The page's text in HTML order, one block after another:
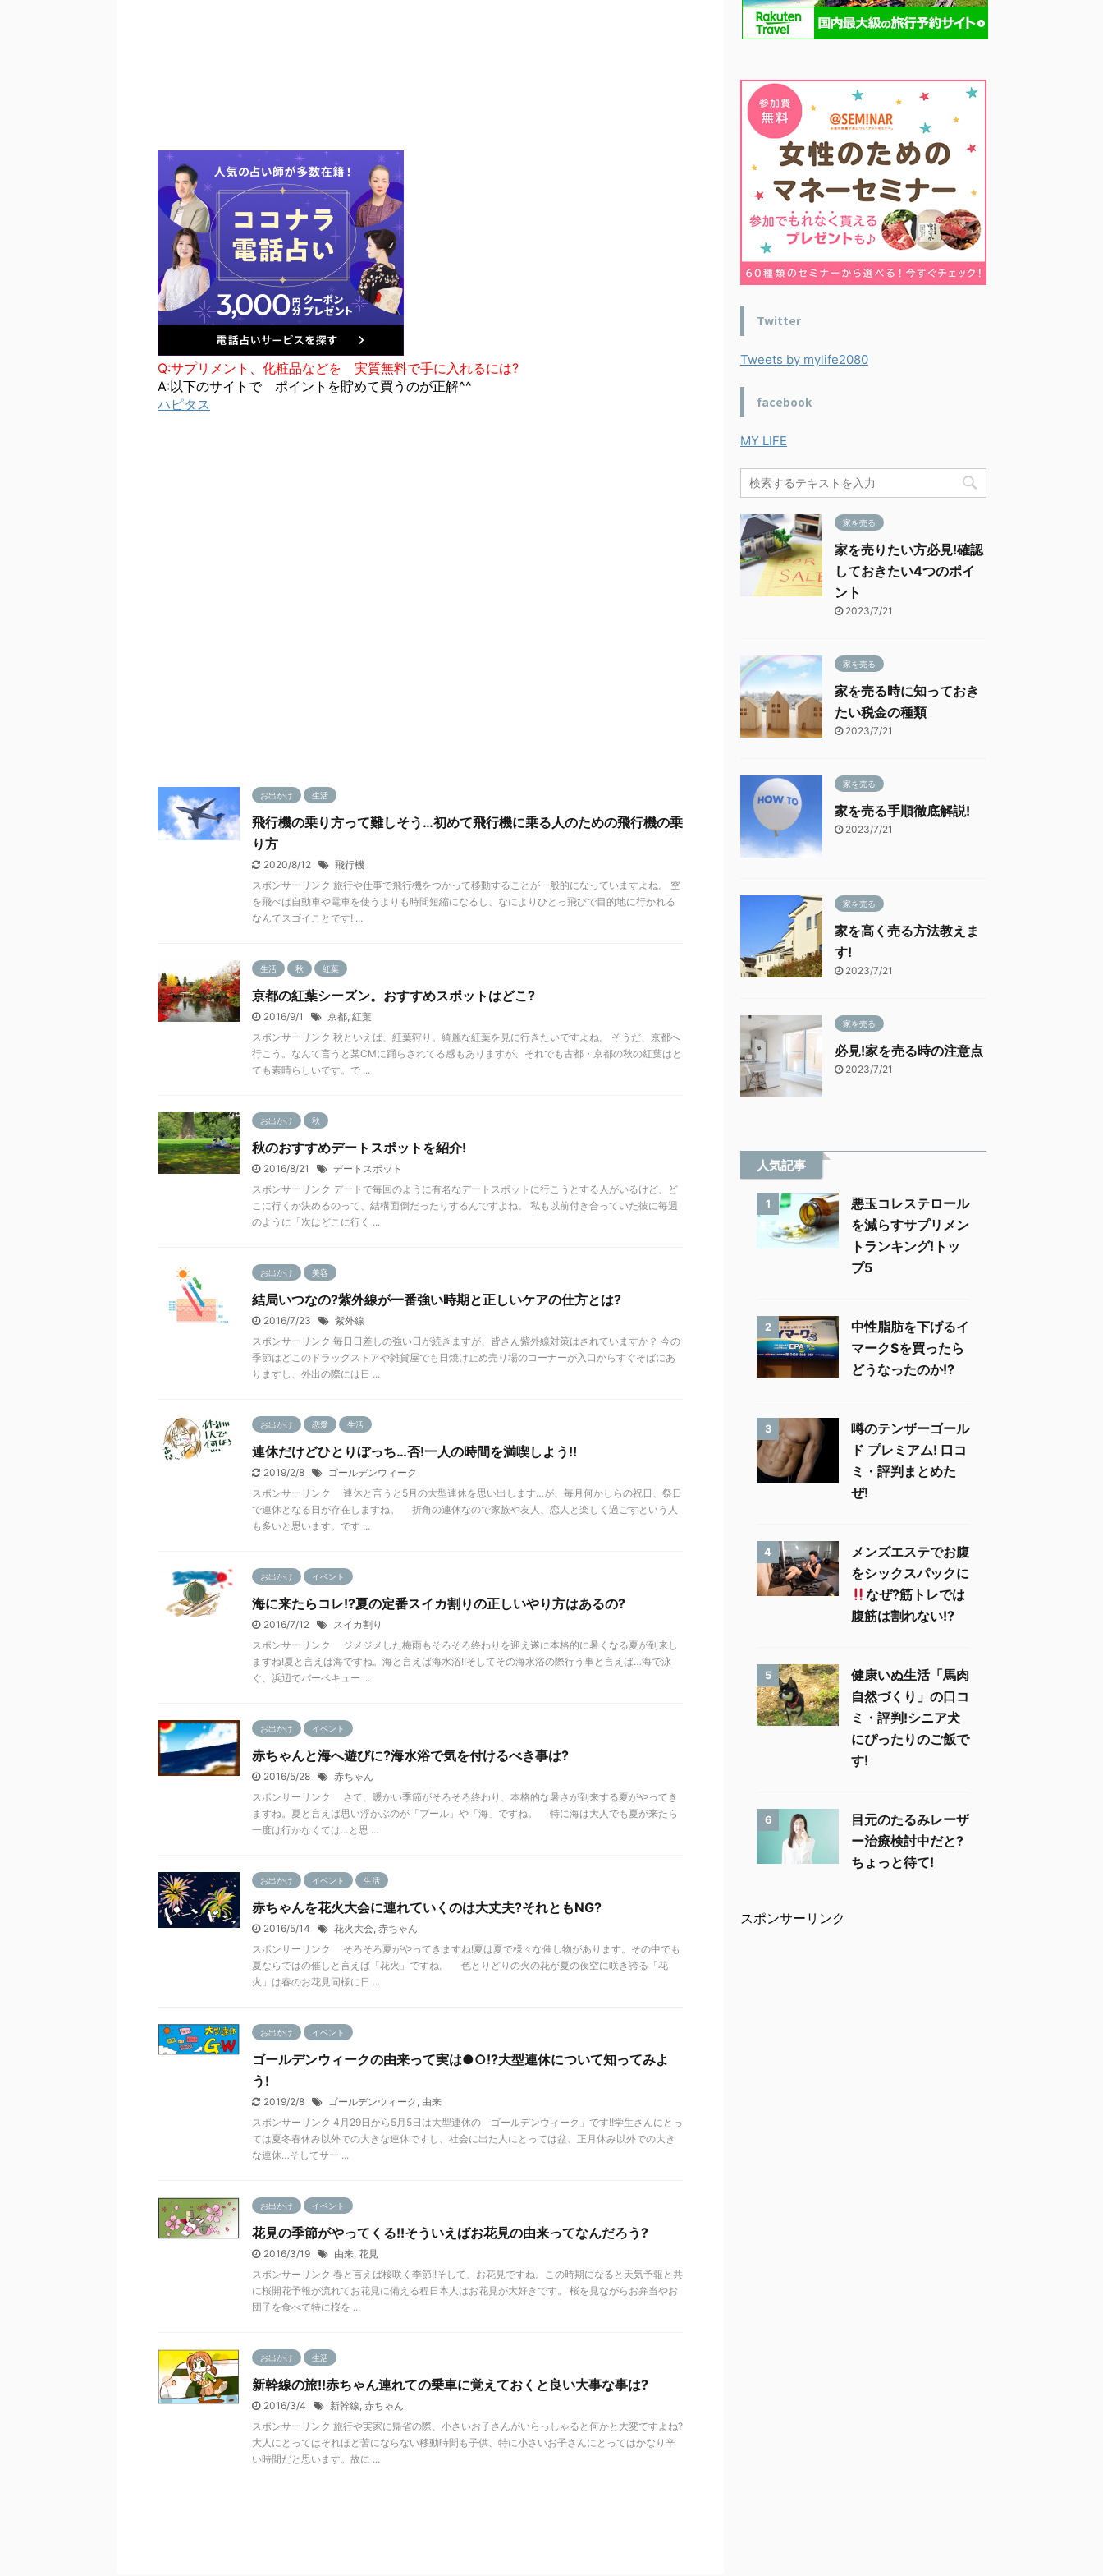
Q:サプリメント、化粧品などを 実質無料で手に入れるには?
A:以下のサイトで ポイントを貯めて買うのが正解^^
ハピタス
お出かけ 生活
飛行機の乗り方って難しそう…初めて飛行機に乗る人のための飛行機の乗
り方
2020/8/12
飛行機
スポンサーリンク 旅行や仕事で飛行機をつかって移動することが一般的になっていますよね。 空
を飛べば自動車や電車を使うよりも時間短縮になるし、なによりひとっ飛びで目的地に行かれる
なんてスゴイことです! ...
生活 秋 紅葉
京都の紅葉シーズン。おすすめスポットはどこ?
2016/9/1 京都, 紅葉
スポンサーリンク 秋といえば、紅葉狩り。綺麗な紅葉を見に行きたいですよね。 そうだ、京都へ
行こう。なんて言うと某CMに踊らされてる感もありますが、それでも古都・京都の秋の紅葉はと
ても素晴らしいです。で ...
お出かけ 秋
秋のおすすめデートスポットを紹介!
2016/8/21
デートスポット
スポンサーリンク デートで毎回のように有名なデートスポットに行こうとする人がいるけど、ど
こに行くか決めるのって、結構面倒だったりするんですよね。 私も以前付き合っていた彼に毎週
のように「次はどこに行く ...
お出かけ 美容
結局いつなの?紫外線が一番強い時期と正しいケアの仕方とは?
2016/7/23
紫外線
スポンサーリンク 毎日日差しの強い日が続きますが、皆さん紫外線対策はされていますか？ 今の
季節はどこのドラッグストアや雑貨屋でも日焼け止め売り場のコーナーが入口からすぐそばにあ
りますし、外出の際には日 ...
お出かけ 恋愛 生活
連休だけどひとりぼっち…否!一人の時間を満喫しよう!!
2019/2/8
ゴールデンウィーク
スポンサーリンク 連休と言うと5月の大型連休を思い出します…が、毎月何かしらの祝日、祭日
で連休となる日が存在しますね。 折角の連休なので家族や友人、恋人と楽しく過ごすという人
も多いと思います。です ...
お出かけ イベント
海に来たらコレ!?夏の定番スイカ割りの正しいやり方はあるの?
2016/7/12
スイカ割り
スポンサーリンク ジメジメした梅雨もそろそろ終わりを迎え遂に本格的に暑くなる夏が到来し
ますね!夏と言えば海ですね。海と言えば海水浴!!そしてその海水浴の際行う事と言えば…海で泳
ぐ、浜辺でバーベキュー ...
お出かけ イベント
赤ちゃんと海へ遊びに?海水浴で気を付けるべき事は?
2016/5/28
赤ちゃん
スポンサーリンク さて、暖かい季節がそろそろ終わり、本格的な暑さが到来する夏がやってき
ますね。夏と言えば思い浮かぶのが「プール」や「海」ですね。 特に海は大人でも夏が来たら
一度は行かなくては…と思 ...
お出かけ イベント 生活
赤ちゃんを花火大会に連れていくのは大丈夫?それともNG?
2016/5/14 花火大会, 赤ちゃん
スポンサーリンク そろそろ夏がやってきますね!夏は夏で様々な催し物があります。その中でも
夏ならではの催しと言えば「花火」ですね。 色とりどりの火の花が夏の夜空に咲き誇る「花
火」は春のお花見同様に日 ...
お出かけ イベント
ゴールデンウィークの由来って実は●○!?大型連休について知ってみよ
う!
2019/2/8 ゴールデンウィーク , 由来
スポンサーリンク 4月29日から5月5日は大型連休の「ゴールデンウィーク」です!!学生さんにとっ
ては夏冬春休み以外での大きな連休ですし、社会に出た人にとっては盆、正月休み以外での大き
な連休…そしてサー ...
お出かけ イベント
花見の季節がやってくる!!そういえばお花見の由来ってなんだろう?
2016/3/19 由来, 花見
スポンサーリンク 春と言えば桜咲く季節!!そして、お花見ですね。この時期になると天気予報と共
に桜開花予報が流れてお花見に備える程日本人はお花見が大好きです。 桜を見ながらお弁当やお
団子を食べて特に桜を ...
お出かけ 生活
新幹線の旅!!赤ちゃん連れての乗車に覚えておくと良い大事な事は?
2016/3/4 新幹線, 赤ちゃん
スポンサーリンク 旅行や実家に帰省の際、小さいお子さんがいらっしゃると何かと大変ですよね?
大人にとってはそれほど苦にならない移動時間も子供、特に小さいお子さんにとってはかなり辛
い時間だと思います。故に ...
Twitter
Tweets by mylife2080
facebook
MY LIFE
家を売る
家を売りたい方必見!確認
しておきたい4つのポイ
ント
2023/7/21
家を売る
家を売る時に知っておき
たい税金の種類
2023/7/21
家を売る
家を売る手順徹底解説!
2023/7/21
家を売る
家を高く売る方法教えま
す!
2023/7/21
家を売る
必見!家を売る時の注意点
2023/7/21
人気記事
1
悪玉コレステロール
を減らすサプリメン
トランキング!トッ
プ5
2
中性脂肪を下げるイ
マークSを買ったら
どうなったのか!?
3
噂のテンザーゴール
ド プレミアム! 口コ
ミ・評判まとめた
ぜ!
4
メンズエステでお腹
をシックスパックに
なぜ?筋トレでは
腹筋は割れない!?
5
健康いぬ生活「馬肉
自然づくり」の口コ
ミ・評判!シニア犬
にぴったりのご飯で
す!
6
目元のたるみレーザ
ー治療検討中だと?
ちょっと待て!
スポンサーリンク